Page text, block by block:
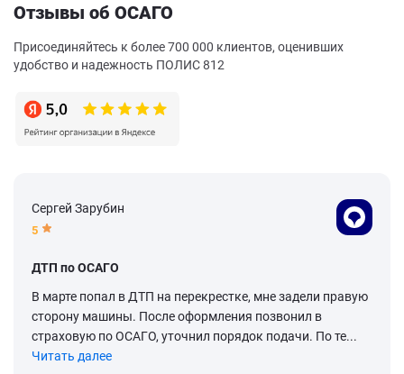
Отзывы об ОСАГО
Присоединяйтесь к более 700 000 клиентов, оценивших
удобство и надежность ПОЛИС 812
Сергей Зарубин
5
ДТП по ОСАГО
В марте попал в ДТП на перекрестке, мне задели правую
сторону машины. После оформления позвонил в
страховую по ОСАГО, уточнил порядок подачи. По те...
Читать далее